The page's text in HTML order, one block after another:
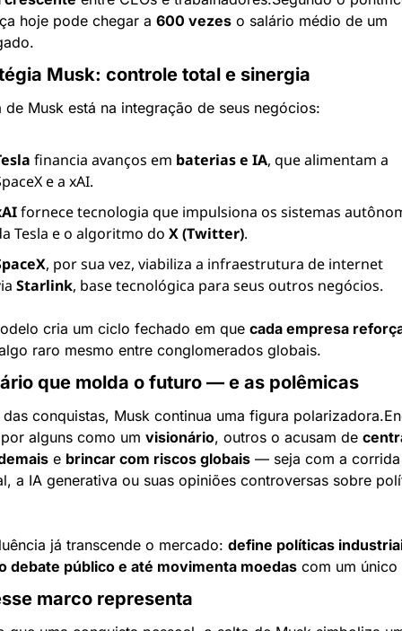
hoje pode chegar a 600 vezes o salário médio de um
Musk: controle total e sinergia
de Musk está na integração de seus negócios:
financia avanços em baterias e IA, que alimentam a
e a xAI.
fornece tecnologia que impulsiona os sistemas
Tesla e o algoritmo do X (Twitter).
, por sua vez, viabiliza a infraestrutura de internet
Starlink, base tecnológica para seus outros negócios.
cria um ciclo fechado em que cada empresa
raro mesmo entre conglomerados globais.
que molda o futuro — e as polêmicas
das conquistas, Musk continua uma figura polarizadora.
alguns como um visionário, outros o acusam de
e brincar com riscos globais — seja com a corrida
a IA generativa ou suas opiniões controversas sobre
já transcende o mercado: define políticas
debate público e até movimenta moedas com um único
marco representa